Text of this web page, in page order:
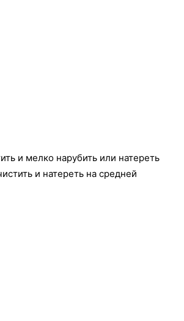
и мелко нарубить или натереть
и натереть на средней